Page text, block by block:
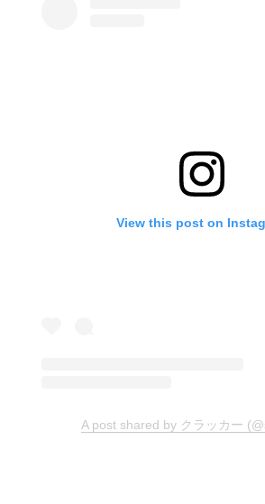
View this post on
A post shared by クラッカー